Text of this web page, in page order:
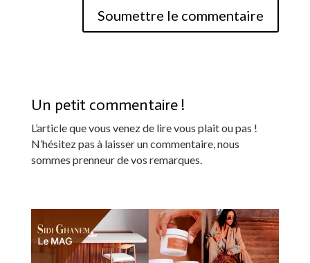
Soumettre le commentaire
Un petit commentaire !
L’article que vous venez de lire vous plait ou pas !
N’hésitez pas à laisser un commentaire, nous
sommes prenneur de vos remarques.